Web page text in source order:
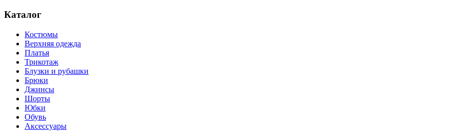
Каталог
Костюмы
Верхняя одежда
Платья
Трикотаж
Блузки и рубашки
Брюки
Джинсы
Шорты
Юбки
Обувь
Аксессуары